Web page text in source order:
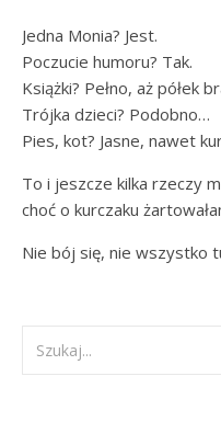
Jedna Monia? Jest.
Poczucie humoru? Tak.
Książki? Pełno, aż półek
Trójka dzieci? Podobno…
Pies, kot? Jasne, nawet
To i jeszcze kilka rzeczy
choć o kurczaku
Nie bój się, nie wszystko